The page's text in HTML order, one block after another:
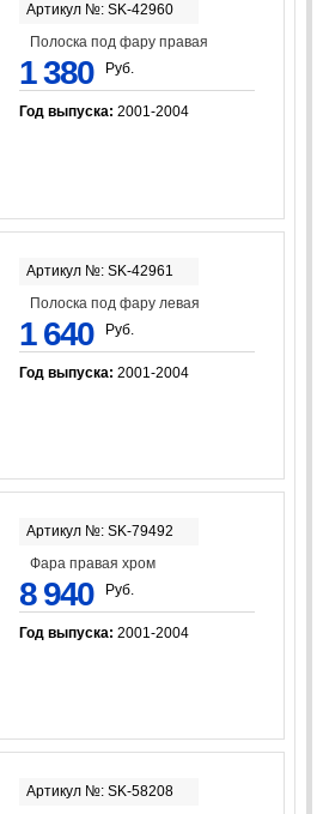
Артикул №: SK-42960
Полоска под фару правая
1 380 Руб.
Год выпуска: 2001-2004
Артикул №: SK-42961
Полоска под фару левая
1 640 Руб.
Год выпуска: 2001-2004
Артикул №: SK-79492
Фара правая хром
8 940 Руб.
Год выпуска: 2001-2004
Артикул №: SK-58208